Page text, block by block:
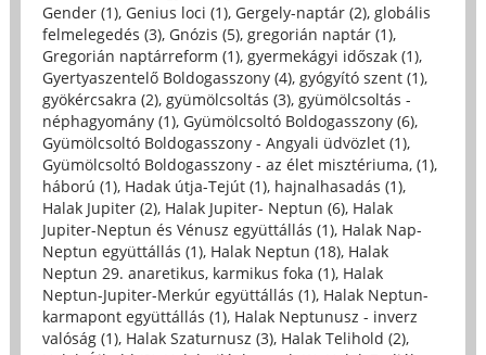
Gender (1), Genius loci (1), Gergely-naptár (2), globális
felmelegedés (3), Gnózis (5), gregorián naptár (1),
Gregorián naptárreform (1), gyermekágyi időszak (1),
Gyertyaszentelő Boldogasszony (4), gyógyító szent (1),
gyökércsakra (2), gyümölcsoltás (3), gyümölcsoltás -
néphagyomány (1), Gyümölcsoltó Boldogasszony (6),
Gyümölcsoltó Boldogasszony - Angyali üdvözlet (1),
Gyümölcsoltó Boldogasszony - az élet misztériuma, (1),
háború (1), Hadak útja-Tejút (1), hajnalhasadás (1),
Halak Jupiter (2), Halak Jupiter- Neptun (6), Halak
Jupiter-Neptun és Vénusz együttállás (1), Halak Nap-
Neptun együttállás (1), Halak Neptun (18), Halak
Neptun 29. anaretikus, karmikus foka (1), Halak
Neptun-Jupiter-Merkúr együttállás (1), Halak Neptun-
karmapont együttállás (1), Halak Neptunusz - inverz
valóság (1), Halak Szaturnusz (3), Halak Telihold (2),